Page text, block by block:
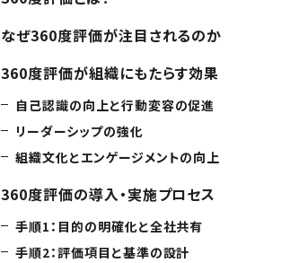
なぜ360度評価が注目されるのか
360度評価が組織にもたらす効果
自己認識の向上と行動変容の促進
リーダーシップの強化
組織文化とエンゲージメントの向上
360度評価の導入・実施プロセス
手順1：目的の明確化と全社共有
手順2：評価項目と基準の設計